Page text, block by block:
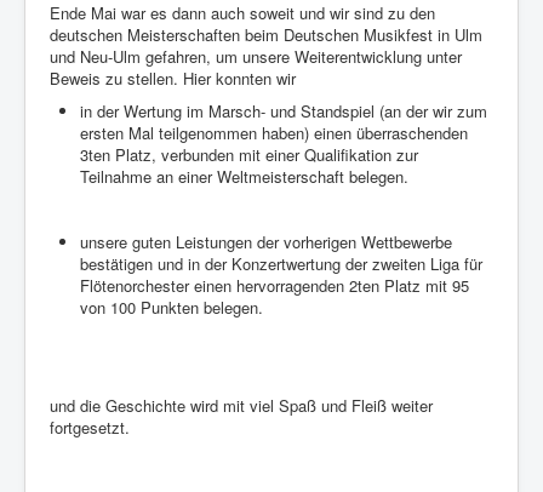
Ende Mai war es dann auch soweit und wir sind zu den
deutschen Meisterschaften beim Deutschen Musikfest in Ulm
und Neu-Ulm gefahren, um unsere Weiterentwicklung unter
Beweis zu stellen. Hier konnten wir
in der Wertung im Marsch- und Standspiel (an der wir zum
ersten Mal teilgenommen haben) einen überraschenden
3ten Platz, verbunden mit einer Qualifikation zur
Teilnahme an einer Weltmeisterschaft belegen.
unsere guten Leistungen der vorherigen Wettbewerbe
bestätigen und in der Konzertwertung der zweiten Liga für
Flötenorchester einen hervorragenden 2ten Platz mit 95
von 100 Punkten belegen.
und die Geschichte wird mit viel Spaß und Fleiß weiter
fortgesetzt.